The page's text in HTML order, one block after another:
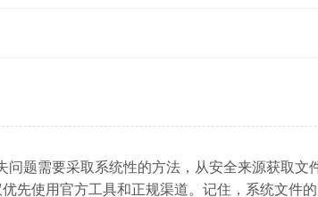
问题需要采取系统性的方法，从安全来源获取
先使用官方工具和正规渠道。记住，系统文件